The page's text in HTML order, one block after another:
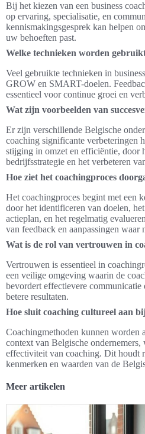
Bij het kiezen van een business
op ervaring, specialisatie, en
kennismakingsgesprek kan helpen
uw behoeften past.
Welke technieken worden
Veel gebruikte technieken in
GROW en SMART-doelen.
essentieel voor continue groei en
Wat zijn voorbeelden van
Er zijn verschillende Belgische
coaching significante verbeteringen
stijging in omzet en efficiëntie, door
bedrijfsstrategie en het verbeteren
Hoe ziet het coachingproces
Het coachingproces begint met een
door het identificeren van doelen,
actieplan, en het regelmatig
van feedback en aanpassingen waar
Wat is de rol van vertrouwen in
Vertrouwen is essentieel in
een veilige omgeving waarin de
bevordert effectievere
betere resultaten.
Hoe sluit coaching cultureel aan
Coachingmethoden kunnen worden
context van Belgische ondernemers,
effectiviteit van coaching. Dit houdt
kenmerken en waarden van de
Meer artikelen